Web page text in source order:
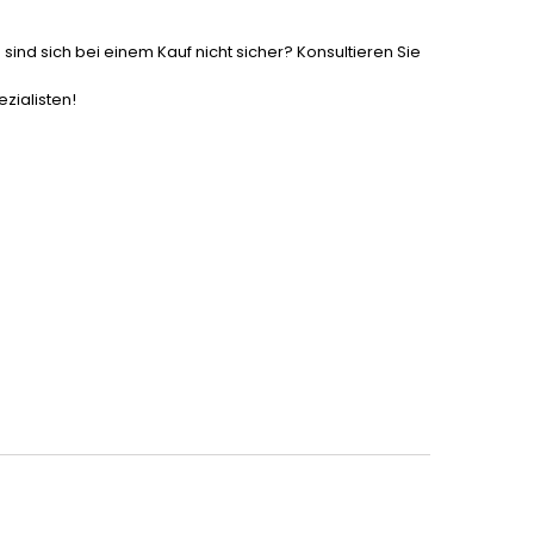
sind sich bei einem Kauf nicht sicher? Konsultieren Sie